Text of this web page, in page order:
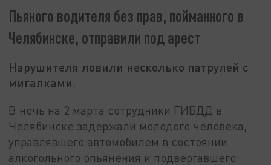
Пьяного водителя без прав, пойманного в
Челябинске, отправили под арест
Нарушителя ловили несколько патрулей с
мигалками.
В ночь на 2 марта сотрудники ГИБДД в
Челябинске задержали молодого человека,
управлявшего автомобилем в состоянии
алкогольного опьянения и подвергавшего